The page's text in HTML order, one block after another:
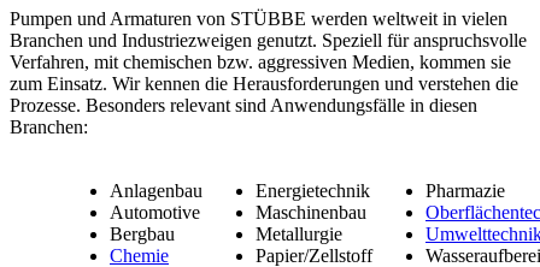
Pumpen und Armaturen von STÜBBE werden weltweit in vielen
Branchen und Industriezweigen genutzt. Speziell für anspruchsvolle
Verfahren, mit chemischen bzw. aggressiven Medien, kommen sie
zum Einsatz. Wir kennen die Herausforderungen und verstehen die
Prozesse. Besonders relevant sind Anwendungsfälle in diesen
Branchen:
Anlagenbau
Automotive
Bergbau
Chemie
Energietechnik
Maschinenbau
Metallurgie
Papier/Zellstoff
Pharmazie